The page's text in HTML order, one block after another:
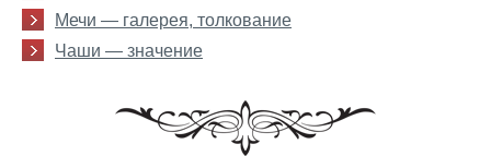
Мечи — галерея, толкование
Чаши — значение